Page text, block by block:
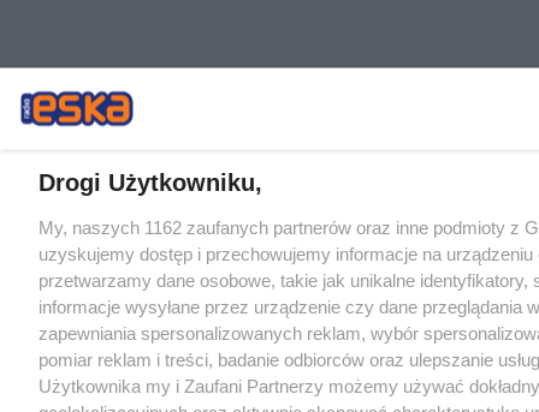
Drogi Użytkowniku,
My, naszych 1162 zaufanych partnerów oraz inne podmioty z
uzyskujemy dostęp i przechowujemy informacje na urządzeniu
przetwarzamy dane osobowe, takie jak unikalne identyfikatory,
informacje wysyłane przez urządzenie czy dane przeglądania
zapewniania spersonalizowanych reklam, wybór
pomiar reklam i treści, badanie odbiorców oraz ulepszanie
Użytkownika my i Zaufani Partnerzy możemy używać